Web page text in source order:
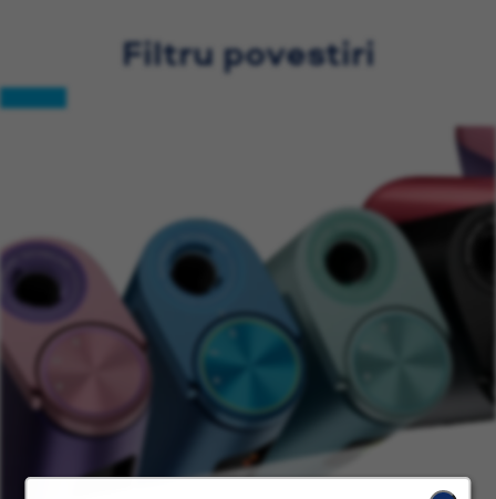
Filtru povestiri